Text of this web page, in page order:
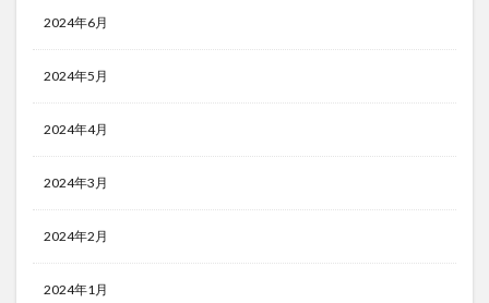
2024年6月
2024年5月
2024年4月
2024年3月
2024年2月
2024年1月